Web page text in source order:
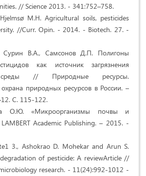
// Science 2013. - 341:752–758.
M.H. Agricultural soils, pesticides
//Curr. Opin. - 2014. - Biotech. 27. -
В.А., Самсонов Д.П. Полигоны
как источник загрязнения
// Природные ресурсы.
природных ресурсов в России. –
С. 115-122.
О.Ю. «Микроорганизмы почвы и
Academic Publishing. – 2015. -
3., Ashokrao D. Mohekar and Arun S.
of pesticide: A reviewArticle //
research. - 11(24):992-1012 -